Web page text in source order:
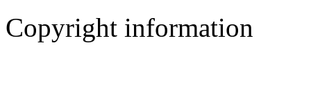
Copyright information